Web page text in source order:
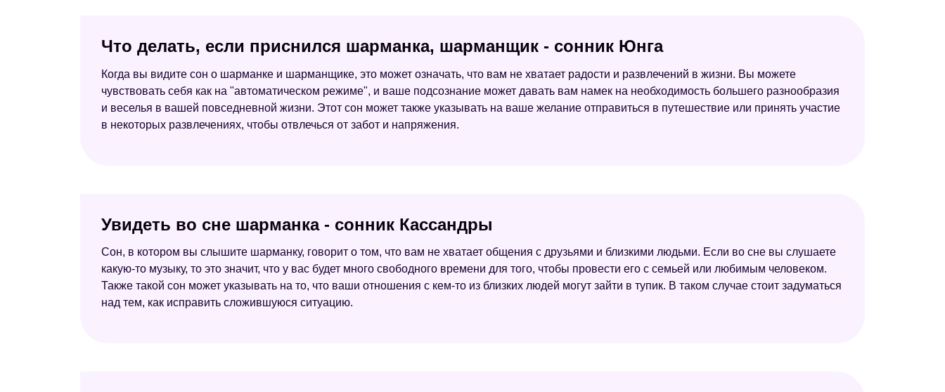
Что делать, если приснился шарманка, шарманщик - сонник Юнга
Когда вы видите сон о шарманке и шарманщике, это может означать, что вам не хватает радости и развлечений в жизни. Вы можете
чувствовать себя как на "автоматическом режиме", и ваше подсознание может давать вам намек на необходимость большего разнообразия
и веселья в вашей повседневной жизни. Этот сон может также указывать на ваше желание отправиться в путешествие или принять участие
в некоторых развлечениях, чтобы отвлечься от забот и напряжения.
Увидеть во сне шарманка - сонник Кассандры
Сон, в котором вы слышите шарманку, говорит о том, что вам не хватает общения с друзьями и близкими людьми. Если во сне вы слушаете
какую-то музыку, то это значит, что у вас будет много свободного времени для того, чтобы провести его с семьей или любимым человеком.
Также такой сон может указывать на то, что ваши отношения с кем-то из близких людей могут зайти в тупик. В таком случае стоит задуматься
над тем, как исправить сложившуюся ситуацию.